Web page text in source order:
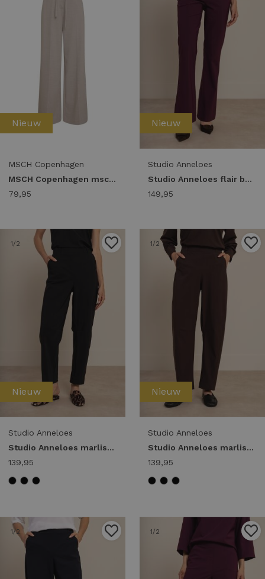
Nieuw
MSCH Copenhagen
MSCH Copenhagen mschmarceli hw pants long warm lgm
79,95
Nieuw
Studio Anneloes
Studio Anneloes flair bonded trousers 94800 Flared 3800 blackberry
149,95
1/2
Nieuw
Studio Anneloes
Studio Anneloes marlise barrel trousers 94861 Broek 9000 black
139,95
1/2
Nieuw
Studio Anneloes
Studio Anneloes marlise barrel trousers 94861 Broek 8700 espresso
139,95
1/2 1/2